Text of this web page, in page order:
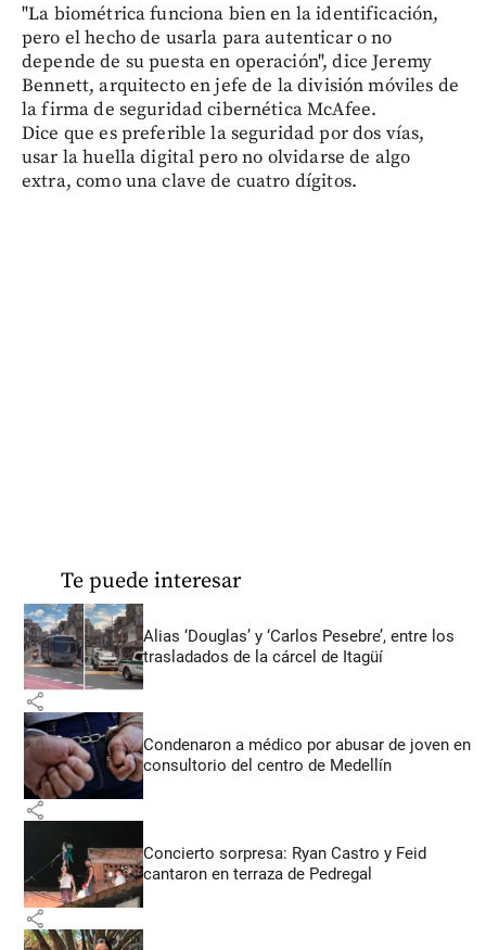
"La biométrica funciona bien en la identificación,
pero el hecho de usarla para autenticar o no
depende de su puesta en operación", dice Jeremy
Bennett, arquitecto en jefe de la división móviles de
la firma de seguridad cibernética McAfee.
Dice que es preferible la seguridad por dos vías,
usar la huella digital pero no olvidarse de algo
extra, como una clave de cuatro dígitos.
Te puede interesar
Alias ‘Douglas’ y ‘Carlos Pesebre’, entre los
trasladados de la cárcel de Itagüí
share
Condenaron a médico por abusar de joven en
consultorio del centro de Medellín
share
Concierto sorpresa: Ryan Castro y Feid
cantaron en terraza de Pedregal
share